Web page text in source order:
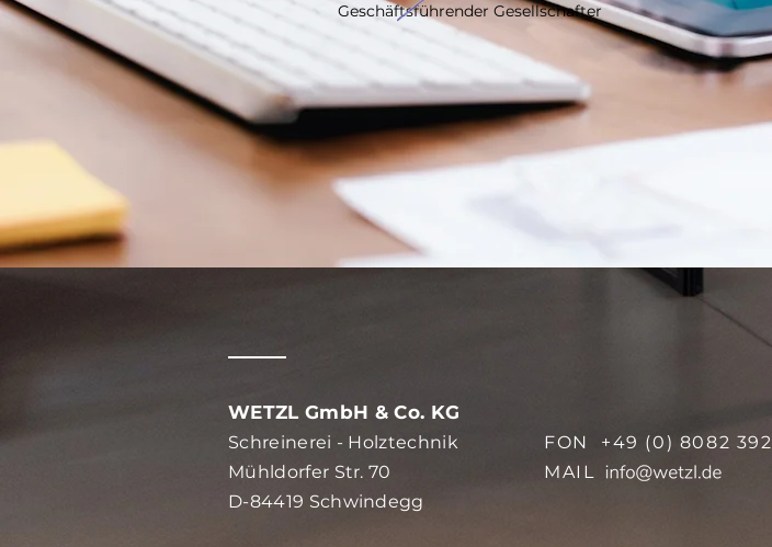
Geschäftsführender Gesellschafter
WETZL GmbH & Co. KG
Schreinerei - Holztechnik
Mühldorfer Str. 70
D-84419 Schwindegg
FON +49 (0) 8082 392
MAIL